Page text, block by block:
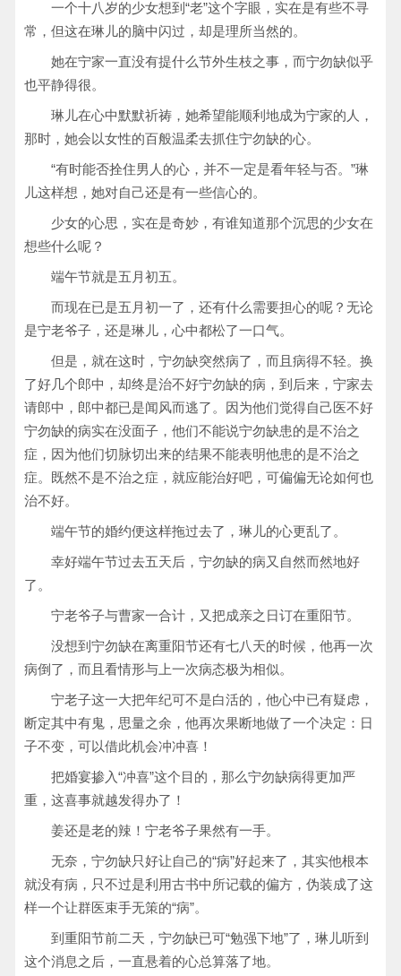
一个十八岁的少女想到“老”这个字眼，实在是有些不寻
常，但这在琳儿的脑中闪过，却是理所当然的。
她在宁家一直没有提什么节外生枝之事，而宁勿缺似乎
也平静得很。
琳儿在心中默默祈祷，她希望能顺利地成为宁家的人，
那时，她会以女性的百般温柔去抓住宁勿缺的心。
“有时能否拴住男人的心，并不一定是看年轻与否。”琳
儿这样想，她对自己还是有一些信心的。
少女的心思，实在是奇妙，有谁知道那个沉思的少女在
想些什么呢？
端午节就是五月初五。
而现在已是五月初一了，还有什么需要担心的呢？无论
是宁老爷子，还是琳儿，心中都松了一口气。
但是，就在这时，宁勿缺突然病了，而且病得不轻。换
了好几个郎中，却终是治不好宁勿缺的病，到后来，宁家去
请郎中，郎中都已是闻风而逃了。因为他们觉得自己医不好
宁勿缺的病实在没面子，他们不能说宁勿缺患的是不治之
症，因为他们切脉切出来的结果不能表明他患的是不治之
症。既然不是不治之症，就应能治好吧，可偏偏无论如何也
治不好。
端午节的婚约便这样拖过去了，琳儿的心更乱了。
幸好端午节过去五天后，宁勿缺的病又自然而然地好
了。
宁老爷子与曹家一合计，又把成亲之日订在重阳节。
没想到宁勿缺在离重阳节还有七八天的时候，他再一次
病倒了，而且看情形与上一次病态极为相似。
宁老子这一大把年纪可不是白活的，他心中已有疑虑，
断定其中有鬼，思量之余，他再次果断地做了一个决定：日
子不变，可以借此机会冲冲喜！
把婚宴掺入“冲喜”这个目的，那么宁勿缺病得更加严
重，这喜事就越发得办了！
姜还是老的辣！宁老爷子果然有一手。
无奈，宁勿缺只好让自己的“病”好起来了，其实他根本
就没有病，只不过是利用古书中所记载的偏方，伪装成了这
样一个让群医束手无策的“病”。
到重阳节前二天，宁勿缺已可“勉强下地”了，琳儿听到
这个消息之后，一直悬着的心总算落了地。